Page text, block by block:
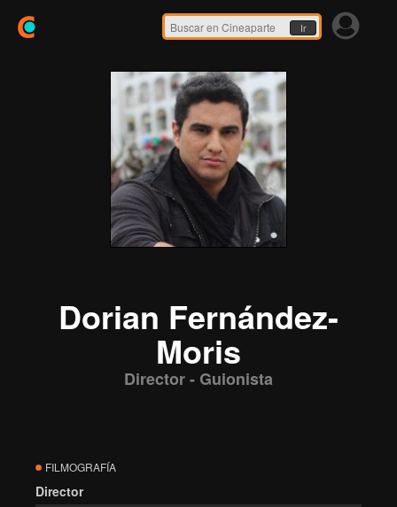
Ir
Dorian Fernández-
Moris
Director - Guionista
FILMOGRAFÍA
Director